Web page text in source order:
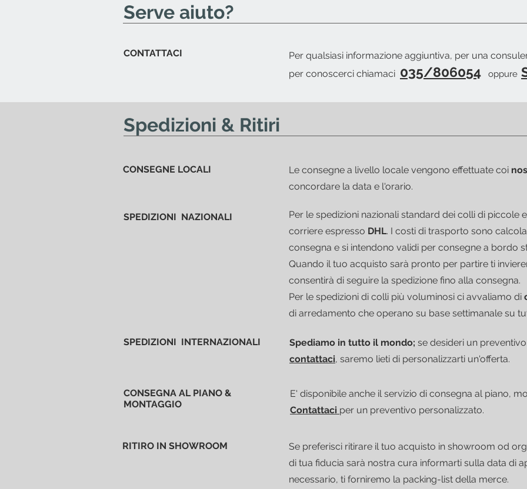
Serve aiuto?
CONTATTACI
Per qualsiasi informazione aggiuntiva, per una
per conoscerci chiamaci 035/806054 oppure
Spedizioni & Ritiri
CONSEGNE LOCALI Le consegne a livello locale vengono effettuate coi
concordare la data e l'orario.
SPEDIZIONI NAZIONALI
Per le spedizioni nazionali standard dei colli di piccole
corriere espresso DHL. I costi di trasporto sono
consegna e si intendono validi per consegne a bordo
Quando il tuo acquisto sarà pronto per partire ti
consentirà di seguire la spedizione fino alla consegna.
Per le spedizioni di colli più voluminosi ci avvaliamo di
di arredamento che operano su base settimanale su
SPEDIZIONI INTERNAZIONALI Spediamo in tutto il mondo; se desideri un
contattaci, saremo lieti di personalizzarti un'offerta.
CONSEGNA AL PIANO &
MONTAGGIO
E' disponibile anche il servizio di consegna al piano,
Contattaci per un preventivo personalizzato.
RITIRO IN SHOWROOM
Se preferisci ritirare il tuo acquisto in showroom od
di tua fiducia sarà nostra cura informarti sulla data di
necessario, ti forniremo la packing-list della merce.